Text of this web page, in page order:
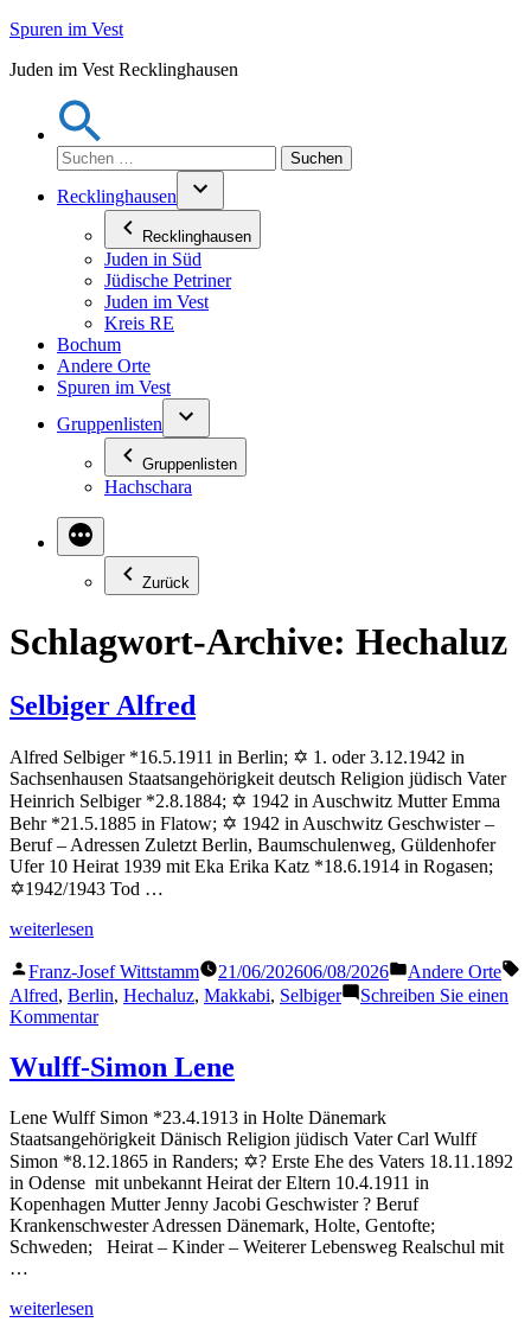
Zum
springen
Spuren im Vest
Juden im Vest Recklinghausen
Suchen
nach:
Recklinghausen
Recklinghausen
Juden in Süd
Jüdische Petriner
Juden im Vest
Kreis RE
Bochum
Andere Orte
Spuren im Vest
Gruppenlisten
Gruppenlisten
Hachschara
Zurück
Schlagwort-Archive: Hechaluz
Selbiger Alfred
Alfred Selbiger *16.5.1911 in Berlin; ✡ 1. oder 3.12.1942 in
Sachsenhausen Staatsangehörigkeit deutsch Religion jüdisch Vater
Heinrich Selbiger *2.8.1884; ✡ 1942 in Auschwitz Mutter Emma
Behr *21.5.1885 in Flatow; ✡ 1942 in Auschwitz Geschwister –
Beruf – Adressen Zuletzt Berlin, Baumschulenweg, Güldenhofer
Ufer 10 Heirat 1939 mit Eka Erika Katz *18.6.1914 in Rogasen;
✡1942/1943 Tod …
„Selbiger
weiterlesen
Veröffentlicht
von
Franz-Josef Wittstamm 21/06/202606/08/2026
Veröffentlicht
in
Andere Orte
Alfred, Berlin, Hechaluz, Makkabi, Selbiger
Schreiben Sie einen
Kommentarzu
Alfred
Wulff-Simon Lene
Lene Wulff Simon *23.4.1913 in Holte Dänemark
Staatsangehörigkeit Dänisch Religion jüdisch Vater Carl Wulff
Simon *8.12.1865 in Randers; ✡? Erste Ehe des Vaters 18.11.1892
in Odense mit unbekannt Heirat der Eltern 10.4.1911 in
Kopenhagen Mutter Jenny Jacobi Geschwister ? Beruf
Krankenschwester Adressen Dänemark, Holte, Gentofte;
Schweden; Heirat – Kinder – Weiterer Lebensweg Realschul mit
…
„Wulff-
weiterlesen